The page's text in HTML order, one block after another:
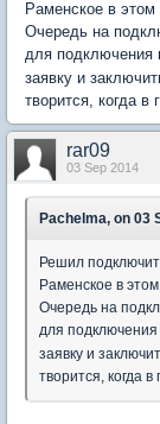
Раменское в
Очередь на
для подключения
заявку и
творится, когда
rar09
03 Sep 2014
Pachelma, on 03
Решил
Раменское в
Очередь на
для
заявку и
творится, когда